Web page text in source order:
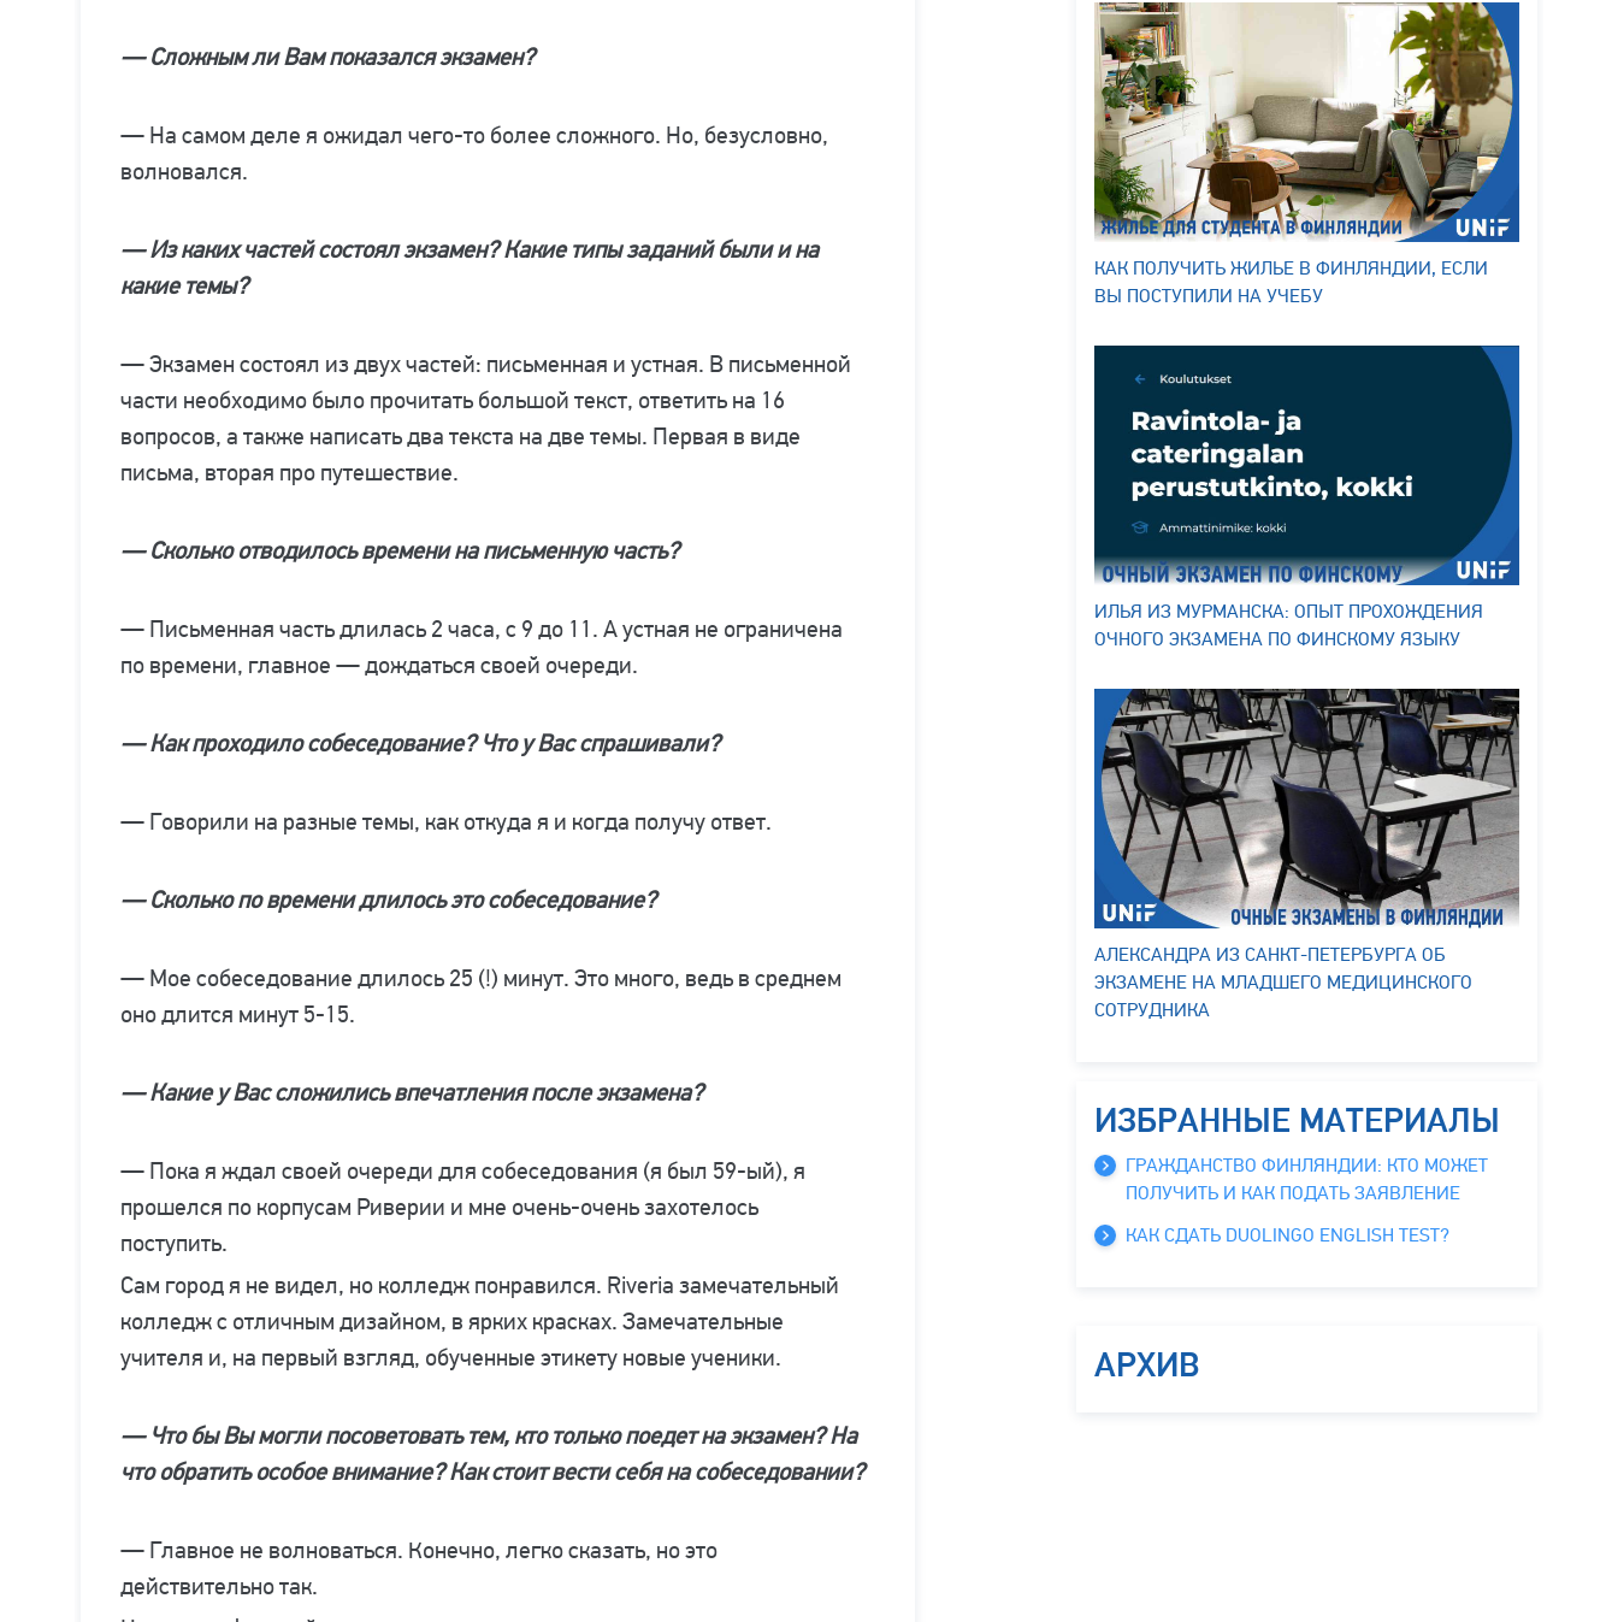
— Сложным ли Вам показался экзамен?
— На самом деле я ожидал чего-то более сложного. Но, безусловно,
волновался.
— Из каких частей состоял экзамен? Какие типы заданий были и на
какие темы?
— Экзамен состоял из двух частей: письменная и устная. В письменной
части необходимо было прочитать большой текст, ответить на 16
вопросов, а также написать два текста на две темы. Первая в виде
письма, вторая про путешествие.
— Сколько отводилось времени на письменную часть?
— Письменная часть длилась 2 часа, с 9 до 11. А устная не ограничена
по времени, главное — дождаться своей очереди.
— Как проходило собеседование? Что у Вас спрашивали?
— Говорили на разные темы, как откуда я и когда получу ответ.
— Сколько по времени длилось это собеседование?
— Мое собеседование длилось 25 (!) минут. Это много, ведь в среднем
оно длится минут 5-15.
— Какие у Вас сложились впечатления после экзамена?
— Пока я ждал своей очереди для собеседования (я был 59-ый), я
прошелся по корпусам Риверии и мне очень-очень захотелось
поступить.
Сам город я не видел, но колледж понравился. Riveria замечательный
колледж с отличным дизайном, в ярких красках. Замечательные
учителя и, на первый взгляд, обученные этикету новые ученики.
— Что бы Вы могли посоветовать тем, кто только поедет на экзамен? На
что обратить особое внимание? Как стоит вести себя на собеседовании?
— Главное не волноваться. Конечно, легко сказать, но это
действительно так.
КАК ПОЛУЧИТЬ ЖИЛЬЕ В ФИНЛЯНДИИ, ЕСЛИ
ВЫ ПОСТУПИЛИ НА УЧЕБУ
ИЛЬЯ ИЗ МУРМАНСКА: ОПЫТ ПРОХОЖДЕНИЯ
ОЧНОГО ЭКЗАМЕНА ПО ФИНСКОМУ ЯЗЫКУ
АЛЕКСАНДРА ИЗ САНКТ-ПЕТЕРБУРГА ОБ
ЭКЗАМЕНЕ НА МЛАДШЕГО МЕДИЦИНСКОГО
СОТРУДНИКА
ИЗБРАННЫЕ МАТЕРИАЛЫ
ГРАЖДАНСТВО ФИНЛЯНДИИ: КТО МОЖЕТ
ПОЛУЧИТЬ И КАК ПОДАТЬ ЗАЯВЛЕНИЕ
КАК СДАТЬ DUOLINGO ENGLISH TEST?
АРХИВ